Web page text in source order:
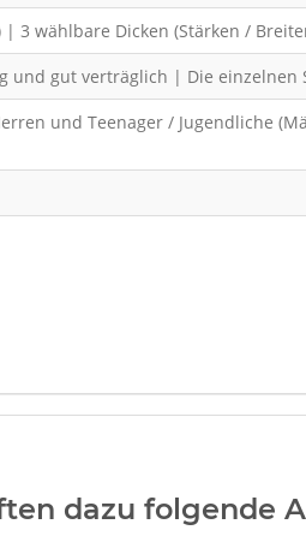
3 wählbare Dicken (Stärken /
gut verträglich | Die
und Teenager / Jugendliche
dazu folgende